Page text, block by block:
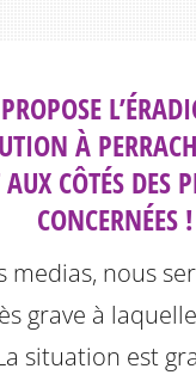
À
CÔTÉS DES
CONCERNÉES !
medias, nous
grave à
situation est